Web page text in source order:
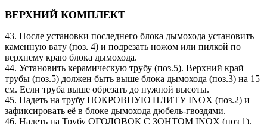
ВЕРХНИЙ КОМПЛЕКТ
43. После установки последнего блока дымохода установить
каменную вату (поз. 4) и подрезать ножом или пилкой по
верхнему краю блока дымохода.
44. Установить керамическую трубу (поз.5). Верхний край
трубы (поз.5) должен быть выше блока дымохода (поз.3) на 15
см. Если труба выше обрезать до нужной высоты.
45. Надеть на трубу ПОКРОВНУЮ ПЛИТУ INOX (поз.2) и
зафиксировать её в блоке дымохода дюбель-гвоздями.
46. Надеть на Трубу ОГОЛОВОК С ЗОНТОМ INOX (поз 1).